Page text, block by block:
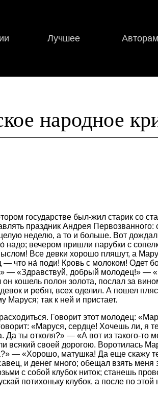
Лучшее Авторам
народное
государстве был-жил старик со
праздник Андрея Первозванного:
неделю, а то и больше. Вот
надо; вечером пришли парубки с
Все девки хорошо пляшут, а
— что на́ поди! Кровь с молоком! Одет
— «Здравствуй, добрый молодец!» —
он кошель полон золота, послал за
и ребят, всех оделил. А пошел
так к ней и пристает.
Говорит этот молодец:
«Маруся, сердце! Хочешь ли, я
ты отколя?» — «А вот из такого-то
всякий своей дорогою. Воротилась
— «Хорошо, матушка! Да еще скажу
и денег много; обещал взять
с собой клубок ниток; станешь
потихоньку клубок, а после по